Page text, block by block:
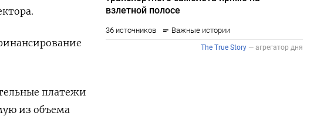
платежи
из объема